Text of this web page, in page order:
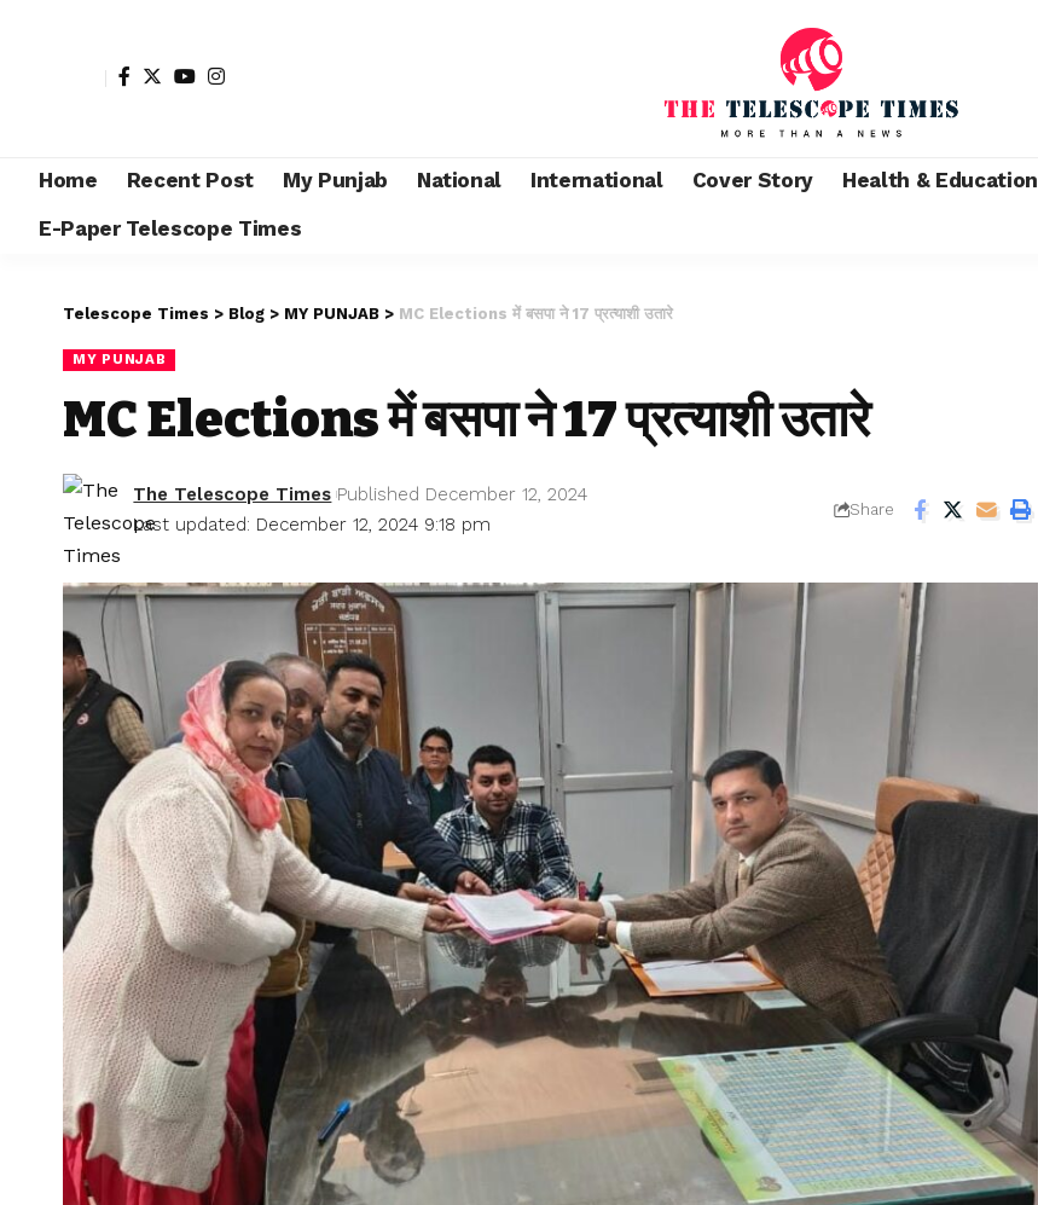
Home Recent Post My Punjab National International Cover Story Health & Education
E-Paper Telescope Times
Telescope Times > Blog > MY PUNJAB > MC Elections में बसपा ने 17 प्रत्याशी उतारे
MY PUNJAB
MC Elections में बसपा ने 17 प्रत्याशी उतारे
Last updated: December 12, 2024 9:18 pm
The Telescope Times Published December 12, 2024
Share